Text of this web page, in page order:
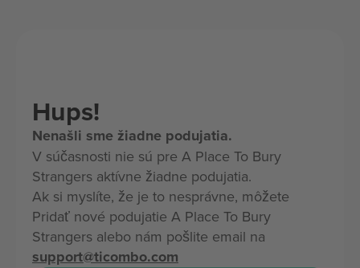
Hups!
Nenašli sme žiadne podujatia.
V súčasnosti nie sú pre A Place To Bury
Strangers aktívne žiadne podujatia.
Ak si myslíte, že je to nesprávne, môžete
Pridať nové podujatie A Place To Bury
Strangers alebo nám pošlite email na
support@ticombo.com